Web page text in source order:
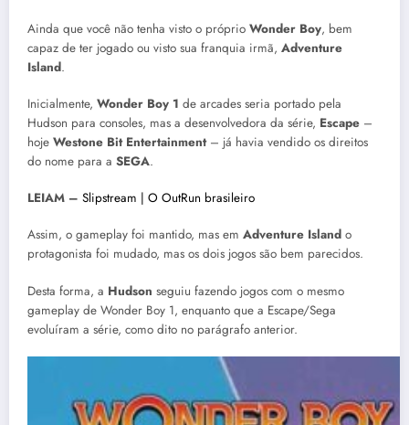
Ainda que você não tenha visto o próprio Wonder Boy, bem
capaz de ter jogado ou visto sua franquia irmã, Adventure
Island.
Inicialmente, Wonder Boy 1 de arcades seria portado pela
Hudson para consoles, mas a desenvolvedora da série, Escape –
hoje Westone Bit Entertainment– já havia vendido os direitos
do nome para a SEGA.
LEIAM – Slipstream | O OutRun brasileiro
Assim, o gameplay foi mantido, mas em Adventure Island o
protagonista foi mudado, mas os dois jogos são bem parecidos.
Desta forma, a Hudson seguiu fazendo jogos com o mesmo
gameplay de Wonder Boy 1, enquanto que a Escape/Sega
evoluíram a série, como dito no parágrafo anterior.